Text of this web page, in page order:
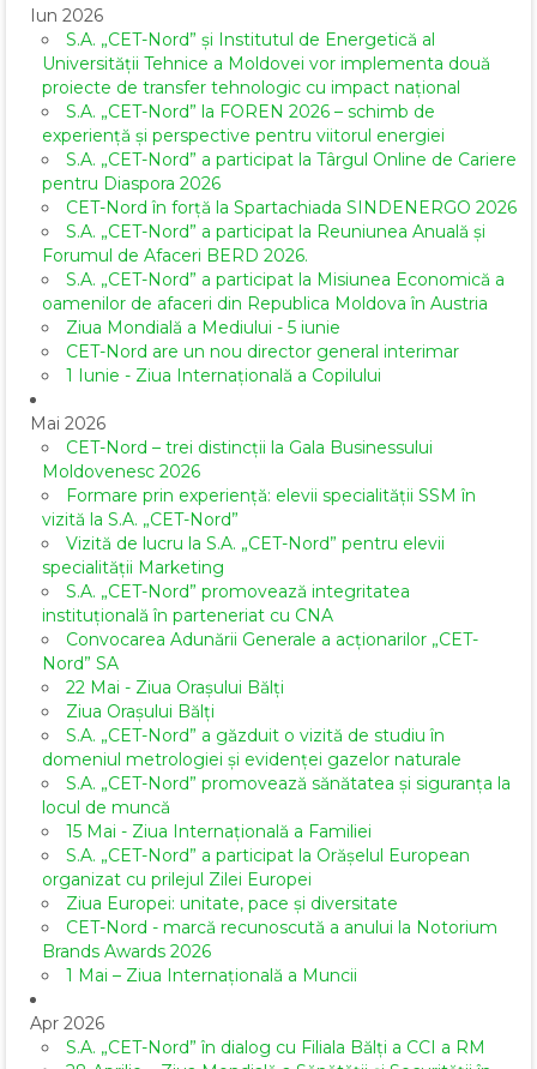
Iun 2026
S.A. „CET-Nord” și Institutul de Energetică al
Universității Tehnice a Moldovei vor implementa două
proiecte de transfer tehnologic cu impact național
S.A. „CET-Nord” la FOREN 2026 – schimb de
experiență și perspective pentru viitorul energiei
S.A. „CET-Nord” a participat la Târgul Online de Cariere
pentru Diaspora 2026
CET-Nord în forță la Spartachiada SINDENERGO 2026
S.A. „CET-Nord” a participat la Reuniunea Anuală și
Forumul de Afaceri BERD 2026.
S.A. „CET-Nord” a participat la Misiunea Economică a
oamenilor de afaceri din Republica Moldova în Austria
Ziua Mondială a Mediului - 5 iunie
CET-Nord are un nou director general interimar
1 Iunie - Ziua Internațională a Copilului
Mai 2026
CET-Nord – trei distincții la Gala Businessului
Moldovenesc 2026
Formare prin experiență: elevii specialității SSM în
vizită la S.A. „CET-Nord”
Vizită de lucru la S.A. „CET-Nord” pentru elevii
specialității Marketing
S.A. „CET-Nord” promovează integritatea
instituțională în parteneriat cu CNA
Convocarea Adunării Generale a acționarilor „CET-
Nord” SA
22 Mai - Ziua Orașului Bălți
Ziua Orașului Bălți
S.A. „CET-Nord” a găzduit o vizită de studiu în
domeniul metrologiei și evidenței gazelor naturale
S.A. „CET-Nord” promovează sănătatea și siguranța la
locul de muncă
15 Mai - Ziua Internațională a Familiei
S.A. „CET-Nord” a participat la Orășelul European
organizat cu prilejul Zilei Europei
Ziua Europei: unitate, pace și diversitate
CET-Nord - marcă recunoscută a anului la Notorium
Brands Awards 2026
1 Mai – Ziua Internațională a Muncii
Apr 2026
S.A. „CET-Nord” în dialog cu Filiala Bălți a CCI a RM